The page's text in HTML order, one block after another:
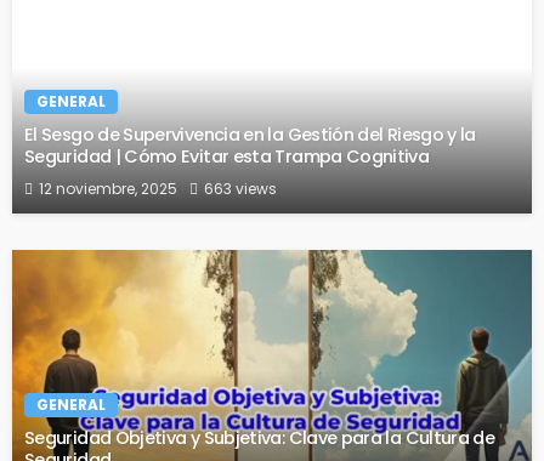
GENERAL
El Sesgo de Supervivencia en la Gestión del Riesgo y la
Seguridad | Cómo Evitar esta Trampa Cognitiva
12 noviembre, 2025 663 views
GENERAL
Seguridad Objetiva y Subjetiva: Clave para la Cultura de